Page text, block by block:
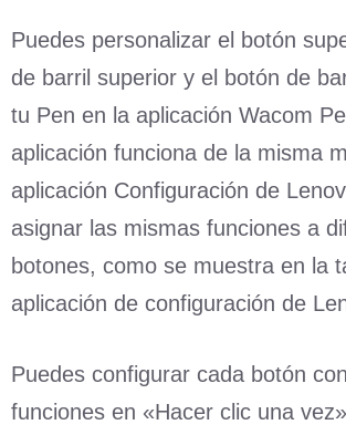
Puedes personalizar el botón
de barril superior y el botón de
tu Pen en la aplicación Wacom
aplicación funciona de la misma
aplicación Configuración de
asignar las mismas funciones a
botones, como se muestra en la
aplicación de configuración de
Puedes configurar cada botón
funciones en «Hacer clic una